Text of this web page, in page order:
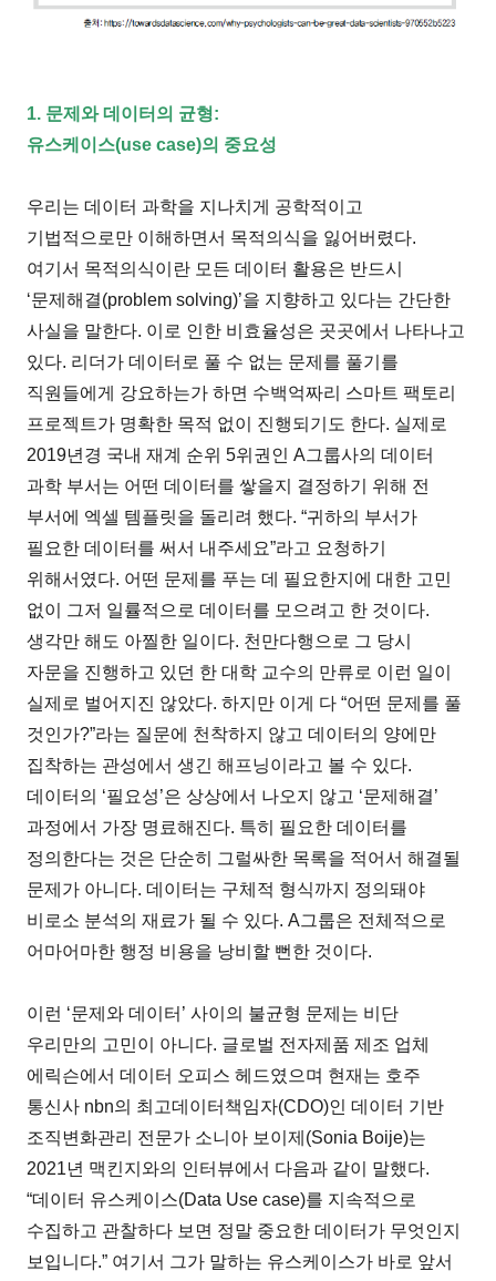
1. 문제와 데이터의 균형:
유스케이스(use case)의 중요성
우리는 데이터 과학을 지나치게 공학적이고
기법적으로만 이해하면서 목적의식을 잃어버렸다.
여기서 목적의식이란 모든 데이터 활용은 반드시
‘문제해결(problem solving)’을 지향하고 있다는 간단한
사실을 말한다. 이로 인한 비효율성은 곳곳에서 나타나고
있다. 리더가 데이터로 풀 수 없는 문제를 풀기를
직원들에게 강요하는가 하면 수백억짜리 스마트 팩토리
프로젝트가 명확한 목적 없이 진행되기도 한다. 실제로
2019년경 국내 재계 순위 5위권인 A그룹사의 데이터
과학 부서는 어떤 데이터를 쌓을지 결정하기 위해 전
부서에 엑셀 템플릿을 돌리려 했다. “귀하의 부서가
필요한 데이터를 써서 내주세요”라고 요청하기
위해서였다. 어떤 문제를 푸는 데 필요한지에 대한 고민
없이 그저 일률적으로 데이터를 모으려고 한 것이다.
생각만 해도 아찔한 일이다. 천만다행으로 그 당시
자문을 진행하고 있던 한 대학 교수의 만류로 이런 일이
실제로 벌어지진 않았다. 하지만 이게 다 “어떤 문제를 풀
것인가?”라는 질문에 천착하지 않고 데이터의 양에만
집착하는 관성에서 생긴 해프닝이라고 볼 수 있다.
데이터의 ‘필요성’은 상상에서 나오지 않고 ‘문제해결’
과정에서 가장 명료해진다. 특히 필요한 데이터를
정의한다는 것은 단순히 그럴싸한 목록을 적어서 해결될
문제가 아니다. 데이터는 구체적 형식까지 정의돼야
비로소 분석의 재료가 될 수 있다. A그룹은 전체적으로
어마어마한 행정 비용을 낭비할 뻔한 것이다.
이런 ‘문제와 데이터’ 사이의 불균형 문제는 비단
우리만의 고민이 아니다. 글로벌 전자제품 제조 업체
에릭슨에서 데이터 오피스 헤드였으며 현재는 호주
통신사 nbn의 최고데이터책임자(CDO)인 데이터 기반
조직변화관리 전문가 소니아 보이제(Sonia Boije)는
2021년 맥킨지와의 인터뷰에서 다음과 같이 말했다.
“데이터 유스케이스(Data Use case)를 지속적으로
수집하고 관찰하다 보면 정말 중요한 데이터가 무엇인지
보입니다.” 여기서 그가 말하는 유스케이스가 바로 앞서